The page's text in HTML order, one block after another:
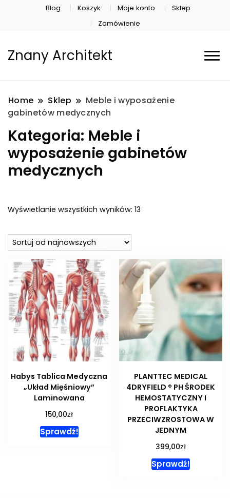
Blog Koszyk Moje konto
Sklep
Zamówienie
Znany Architekt
Home Sklep
Meble i wyposażenie
gabinetów medycznych
Kategoria: Meble i
wyposażenie gabinetów
medycznych
Wyświetlanie wszystkich wyników: 13
Habys Tablica Medyczna
„Układ Mięśniowy”
Laminowana
150,00zł
Sprawdź!
PLANTTEC MEDICAL
4DRYFIELD ® PH ŚRODEK
HEMOSTATYCZNY I
PROFLAKTYKA
PRZECIWZROSTOWA W
JEDNYM
399,00zł
Sprawdź!